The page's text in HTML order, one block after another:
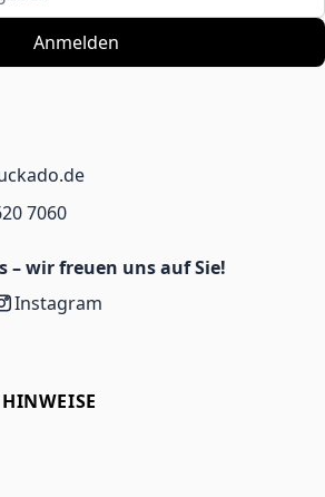
Anmelden
7060
– wir freuen uns auf Sie!
Instagram